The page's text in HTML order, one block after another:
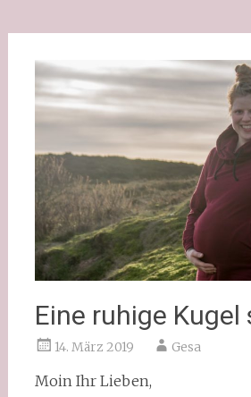
Eine ruhige Kugel
14. März 2019 Gesa
Moin Ihr Lieben,